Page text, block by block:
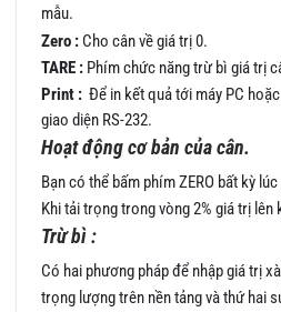
mẫu.
Zero : Cho cân về giá trị 0.
TARE : Phím chức năng trừ bì giá trị
Print : Để in kết quả tới máy PC
giao diện RS-232.
Hoạt động cơ bản của cân.
Bạn có thể bấm phím ZERO bất kỳ
Khi tải trọng trong vòng 2% giá trị lên
Trừ bì :
Có hai phương pháp để nhập giá trị
trọng lượng trên nền tảng và thứ hai